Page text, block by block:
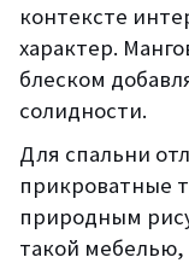
контексте
характер.
блеском
солидности.
Для спальни
прикроватные
природным
такой мебелью,